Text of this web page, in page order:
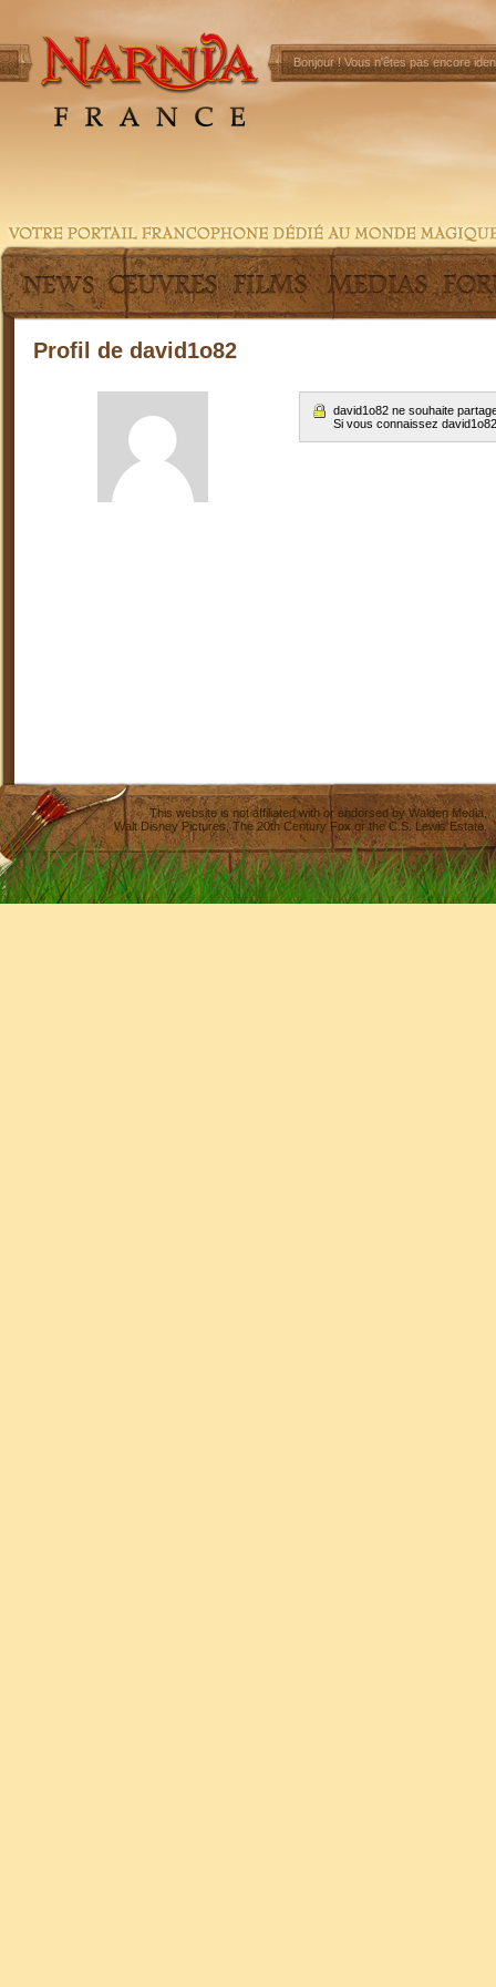
Bonjour !Vous n'êtes pas encore
Profil de david1o82
david1o82 ne souhaite
Si vous connaissez
This website is not affiliated with or endorsed byWalden Media
Walt Disney Pictures,The 20th Century Fox or the C.S. Lewis Estate.